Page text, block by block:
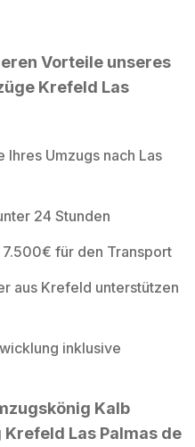
Vorteile unseres
Krefeld Las
Umzugs nach Las
24 Stunden
für den Transport
aus Krefeld unterstützen
inklusive
Kalb
Las Palmas de